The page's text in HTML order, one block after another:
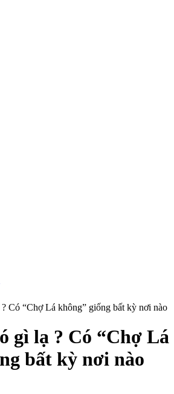
Có “Chợ Lá không” giống bất kỳ nơi nào
gì lạ ? Có “Chợ Lá
bất kỳ nơi nào